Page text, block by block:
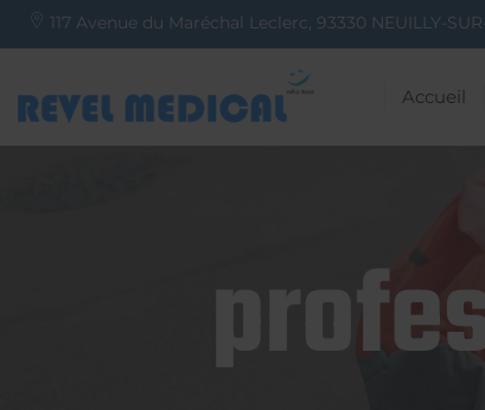
117 Avenue du Maréchal Leclerc, 93330 NEUILLY-
Accueil